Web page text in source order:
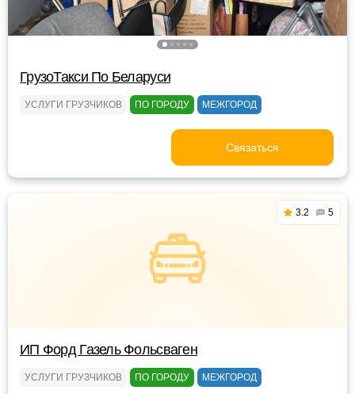
ГрузоТакси По Беларуси
УСЛУГИ ГРУЗЧИКОВ ПО ГОРОДУ МЕЖГОРОД
Связаться
3.2 5
ИП Форд Газель Фольсваген
УСЛУГИ ГРУЗЧИКОВ ПО ГОРОДУ МЕЖГОРОД